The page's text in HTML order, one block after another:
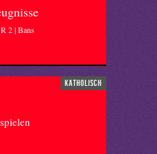
2 | Bans
katholisch